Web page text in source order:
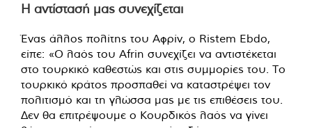
Η αντίστασή μας συνεχίζεται
Ένας άλλος πολίτης του Αφρίν, ο Ristem Ebdo,
είπε: «Ο λαός του Afrin συνεχίζει να αντιστέκεται
στο τουρκικό καθεστώς και στις συμμορίες του. Το
τουρκικό κράτος προσπαθεί να καταστρέψει τον
πολιτισμό και τη γλώσσα μας με τις επιθέσεις του.
Δεν θα επιτρέψουμε ο Κουρδικός λαός να γίνει